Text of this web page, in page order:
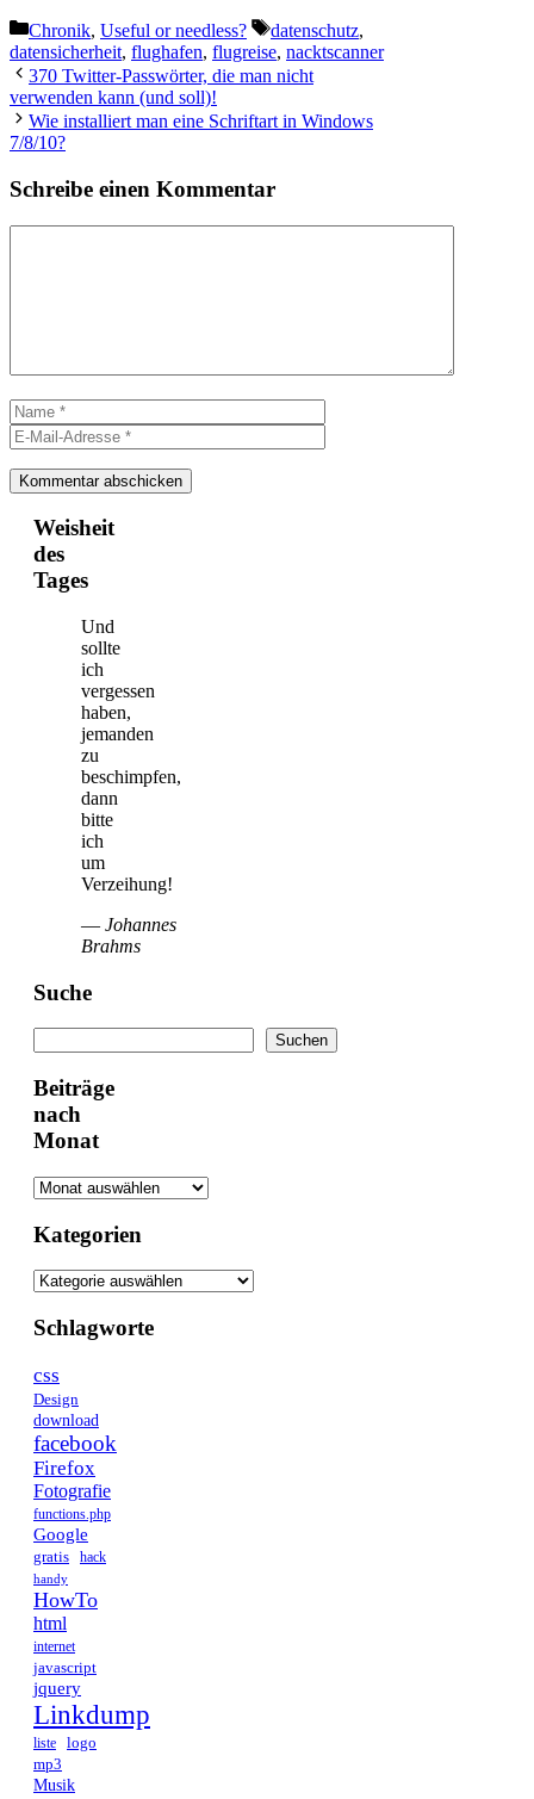
Kategorien
Chronik, Useful or needless? Schlagwörter
datenschutz,
datensicherheit, flughafen, flugreise, nacktscanner
370 Twitter-Passwörter, die man nicht
verwenden kann (und soll)!
Wie installiert man eine Schriftart in Windows
7/8/10?
Schreibe einen Kommentar
Name
Mail-
Adresse
Weisheit
des
Tages
Und
sollte
ich
vergessen
haben,
jemanden
zu
beschimpfen,
dann
bitte
ich
um
Verzeihung!
— Johannes
Brahms
Suche
Suchen
Beiträge
nach
Monat
Kategorien
Schlagworte
css
Design
download
facebook
Firefox
Fotografie
functions.php
Google
gratis hack
handy
HowTo
html
internet
javascript
jquery
Linkdump
liste
logo
mp3
Musik